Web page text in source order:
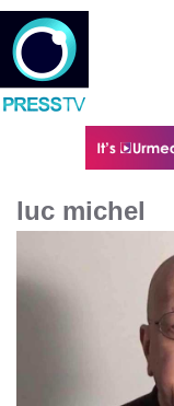
luc michel